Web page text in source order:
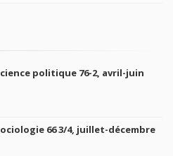
politique 76-2, avril-juin
66 3/4, juillet-décembre